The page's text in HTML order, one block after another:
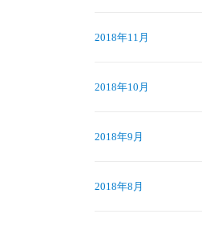
2018年11月
2018年10月
2018年9月
2018年8月